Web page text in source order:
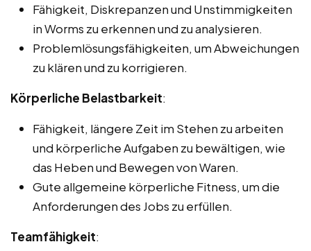
Fähigkeit, Diskrepanzen und Unstimmigkeiten
in Worms zu erkennen und zu analysieren.
Problemlösungsfähigkeiten, um Abweichungen
zu klären und zu korrigieren.
Körperliche Belastbarkeit:
Fähigkeit, längere Zeit im Stehen zu arbeiten
und körperliche Aufgaben zu bewältigen, wie
das Heben und Bewegen von Waren.
Gute allgemeine körperliche Fitness, um die
Anforderungen des Jobs zu erfüllen.
Teamfähigkeit: